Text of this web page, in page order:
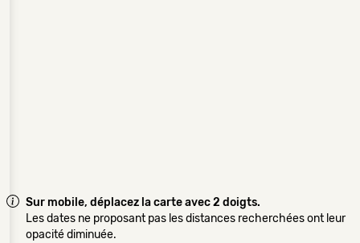
Sur mobile, déplacez la carte avec 2 doigts.
Les dates ne proposant pas les distances recherchées ont leur
opacité diminuée.